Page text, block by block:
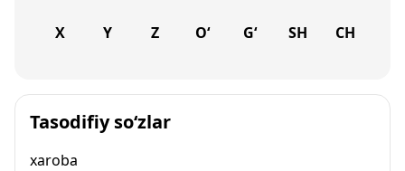
X Y Z O‘ G‘ SH CH
Tasodifiy so‘zlar
xaroba